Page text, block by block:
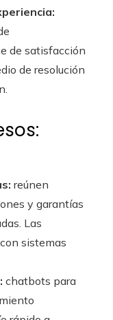
de satisfacción
de resolución
reúnen
y garantías
Las
sistemas
chatbots para